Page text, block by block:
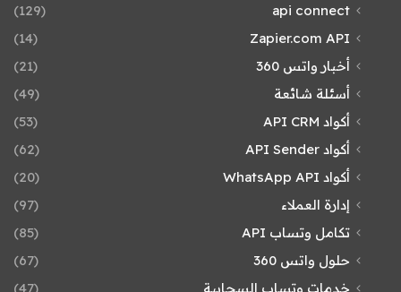
api connect
(129)
Zapier.com API
(14)
أخبار واتس 360
(21)
أسئلة شائعة
(49)
أكواد API CRM
(53)
أكواد API Sender
(62)
أكواد WhatsApp API
(20)
إدارة العملاء
(97)
تكامل وتساب API
(85)
حلول واتس 360
(67)
خدمات وتساب السحابية
(47)